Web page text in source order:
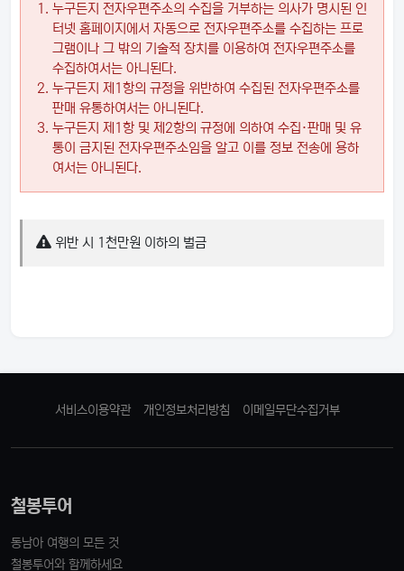
누구든지 전자우편주소의 수집을 거부하는 의사가 명시된 인
터넷 홈페이지에서 자동으로 전자우편주소를 수집하는 프로
그램이나 그 밖의 기술적 장치를 이용하여 전자우편주소를
수집하여서는 아니된다.
누구든지 제1항의 규정을 위반하여 수집된 전자우편주소를
판매 유통하여서는 아니된다.
누구든지 제1항 및 제2항의 규정에 의하여 수집·판매 및 유
통이 금지된 전자우편주소임을 알고 이를 정보 전송에 용하
여서는 아니된다.
위반 시 1천만원 이하의 벌금
서비스이용약관 개인정보처리방침 이메일무단수집거부
철봉투어
동남아 여행의 모든 것
철봉투어와 함께하세요